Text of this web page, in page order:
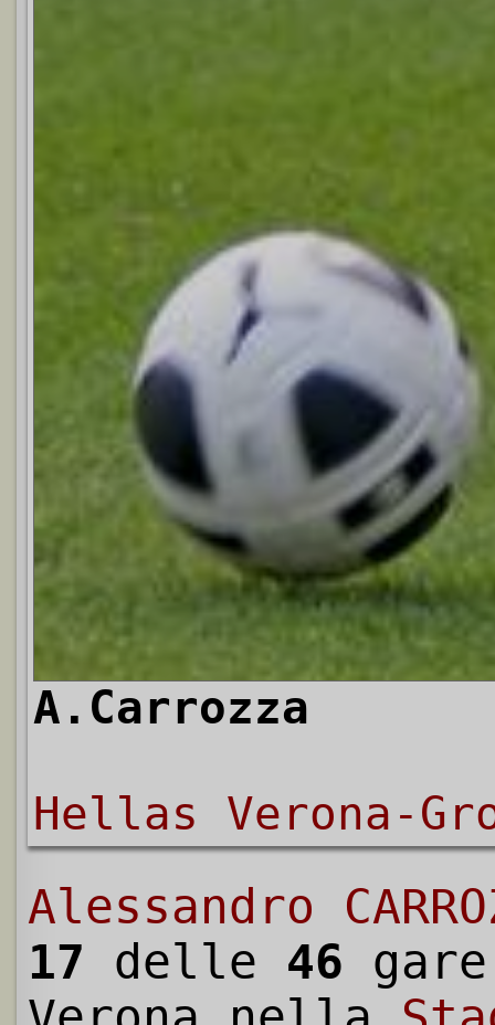
A.Carrozza
Hellas Verona-
Alessandro
17 delle 46